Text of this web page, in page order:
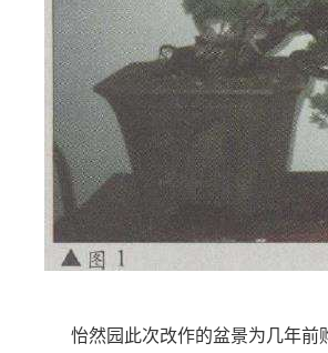
怡然园此次改作的盆景为几年前